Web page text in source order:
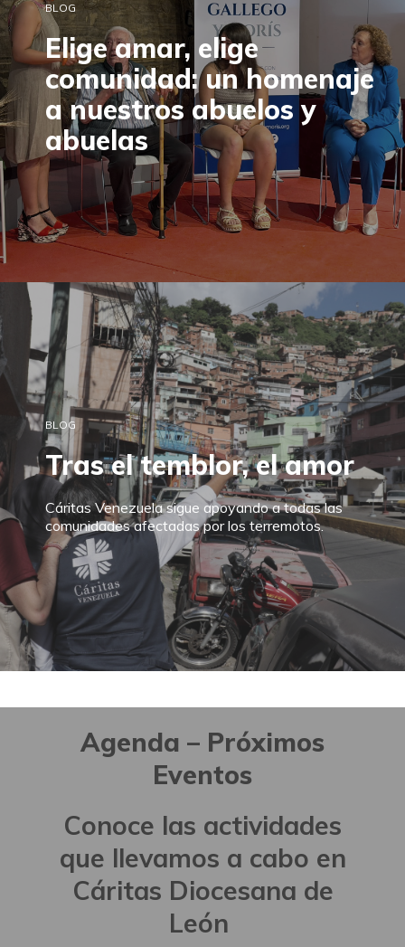
BLOG
Elige amar, elige
comunidad: un homenaje
a nuestros abuelos y
abuelas
BLOG
Tras el temblor, el amor
Cáritas Venezuela sigue apoyando a todas las
comunidades afectadas por los terremotos.
Agenda – Próximos
Eventos
Conoce las actividades
que llevamos a cabo en
Cáritas Diocesana de
León